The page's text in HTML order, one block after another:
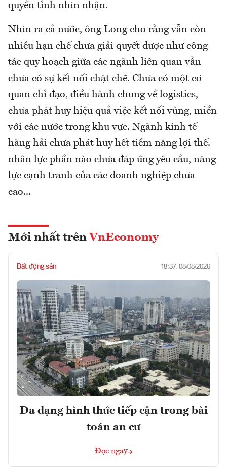
quyền tỉnh nhìn nhận.
Nhìn ra cả nước, ông Long cho rằng vẫn còn
nhiều hạn chế chưa giải quyết được như công
tác quy hoạch giữa các ngành liên quan vẫn
chưa có sự kết nối chặt chẽ. Chưa có một cơ
quan chỉ đạo, điều hành chung về logistics,
chưa phát huy hiệu quả việc kết nối vùng, miền
với các nước trong khu vực. Ngành kinh tế
hàng hải chưa phát huy hết tiềm năng lợi thế.
nhân lực phần nào chưa đáp ứng yêu cầu, năng
lực cạnh tranh của các doanh nghiệp chưa
cao...
Mới nhất trên VnEconomy
Bất động sản 18:37, 08/08/2026
Đa dạng hình thức tiếp cận trong bài
toán an cư
Đọc ngay